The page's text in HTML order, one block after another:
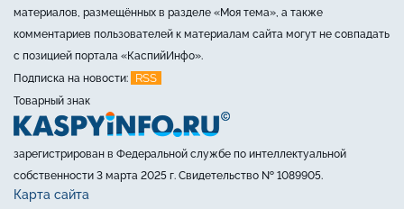
материалов, размещённых в разделе «Моя тема», а также
комментариев пользователей к материалам сайта могут не совпадать
с позицией портала «КаспийИнфо».
Подписка на новости:
RSS
Товарный знак
зарегистрирован в Федеральной службе по интеллектуальной
собственности 3 марта 2025 г. Свидетельство № 1089905.
Карта сайта